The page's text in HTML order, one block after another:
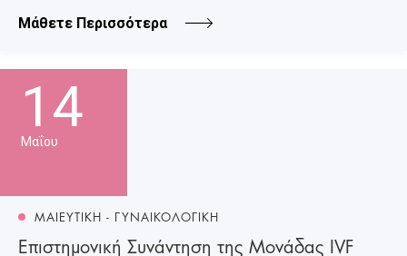
Μάθετε Περισσότερα
14
Μαΐου
ΜΑΙΕΥΤΙΚΗ - ΓΥΝΑΙΚΟΛΟΓΙΚΗ
Επιστημονική Συνάντηση της Μονάδας IVF